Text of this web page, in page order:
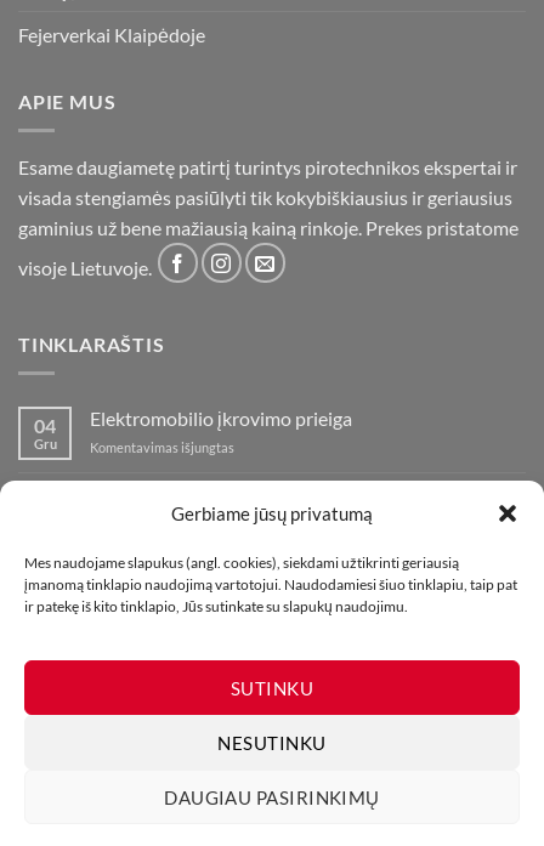
Gerbiame jūsų privatumą
Mes naudojame slapukus (angl. cookies), siekdami užtikrinti geriausią
įmanomą tinklapio naudojimą vartotojui. Naudodamiesi šiuo tinklapiu, taip pat
ir patekę iš kito tinklapio, Jūs sutinkate su slapukų naudojimu.
SUTINKU
NESUTINKU
DAUGIAU PASIRINKIMŲ
Fejerverkai Klaipėdoje
APIE MUS
Esame daugiametę patirtį turintys pirotechnikos ekspertai ir
visada stengiamės pasiūlyti tik kokybiškiausius ir geriausius
gaminius už bene mažiausią kainą rinkoje. Prekes pristatome
visoje Lietuvoje.
TINKLARAŠTIS
04
Gru
Elektromobilio įkrovimo prieiga
Komentavimas išjungtas
prieiga
įraše
fejerverkų
parduotuvė
Klaipedoje!
01
Lap
Kaip fotografuoti fejerverkus
Komentavimas išjungtasįraše
MŪSŲ PARDUOTUVĖS KONTAKTAI TINKLARAŠTIS